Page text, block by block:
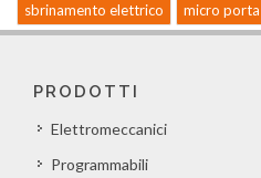
sbrinamento elettrico
micro porta
PRODOTTI
Elettromeccanici
Programmabili